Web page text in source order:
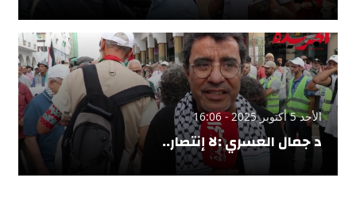
الأحد 5 أكتوبر 2025 - 16:06
د جمال العسري :لا إنتصار..